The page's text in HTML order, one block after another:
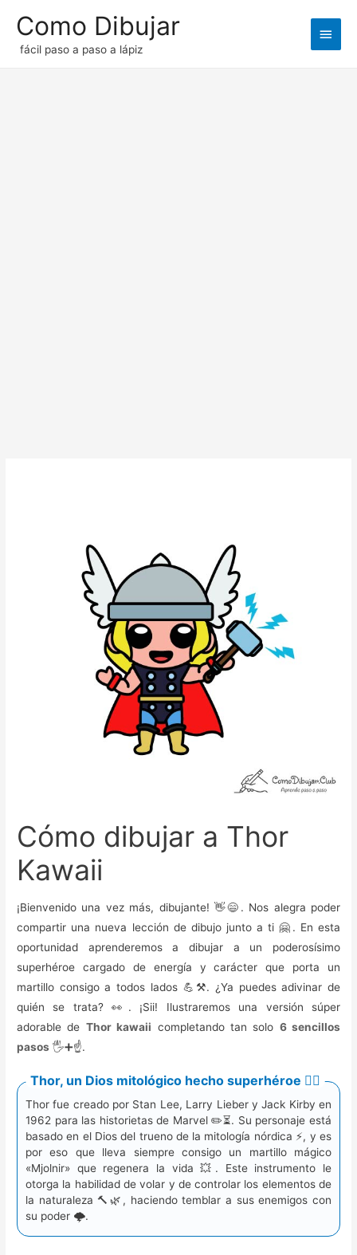
Como Dibujar
fácil paso a paso a lápiz
Menú
Cómo dibujar a Thor
Kawaii
¡Bienvenido una vez más, dibujante! 👋😄. Nos alegra poder
compartir una nueva lección de dibujo junto a ti 🤗. En esta
oportunidad aprenderemos a dibujar a un poderosísimo
superhéroe cargado de energía y carácter que porta un
martillo consigo a todos lados 💪⚒️. ¿Ya puedes adivinar de
quién se trata? 👀. ¡Sii! Ilustraremos una versión súper
adorable de Thor kawaii completando tan solo 6 sencillos
pasos 🖐️➕☝️.
Thor, un Dios mitológico hecho superhéroe 🦸‍♂️
Thor fue creado por Stan Lee, Larry Lieber y Jack Kirby en
1962 para las historietas de Marvel ✏️⏳. Su personaje está
basado en el Dios del trueno de la mitología nórdica ⚡, y es
por eso que lleva siempre consigo un martillo mágico
«Mjolnir» que regenera la vida 💥. Este instrumento le
otorga la habilidad de volar y de controlar los elementos de
la naturaleza 🔨🌿, haciendo temblar a sus enemigos con
su poder 🌩️.